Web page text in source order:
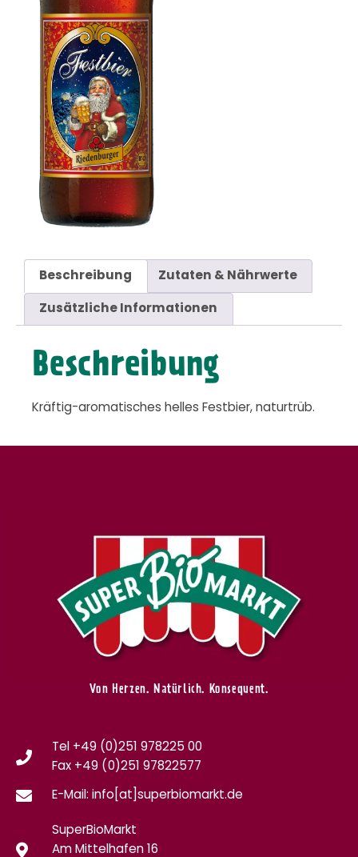
Beschreibung Zutaten & Nährwerte
Zusätzliche Informationen
Beschreibung
Kräftig-aromatisches helles Festbier, naturtrüb.
Von Herzen. Natürlich. Konsequent.
Tel +49 (0)251 978225 00
Fax +49 (0)251 97822577
E-Mail: info[at]superbiomarkt.de
SuperBioMarkt
Am Mittelhafen 16